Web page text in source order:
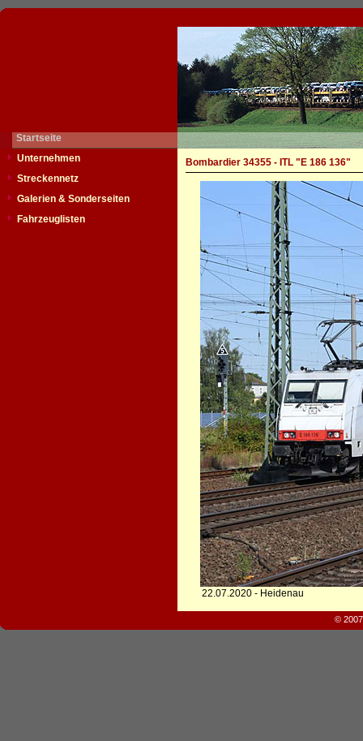
Startseite
Unternehmen
Streckennetz
Galerien & Sonderseiten
Fahrzeuglisten
Bombardier 34355 - ITL "E 186 136"
22.07.2020 - Heidenau
©